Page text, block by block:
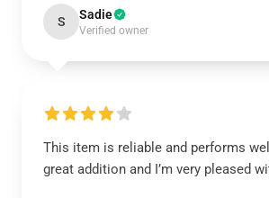
S Sadie
Verified owner
This item is reliable and performs
great addition and I’m very pleased